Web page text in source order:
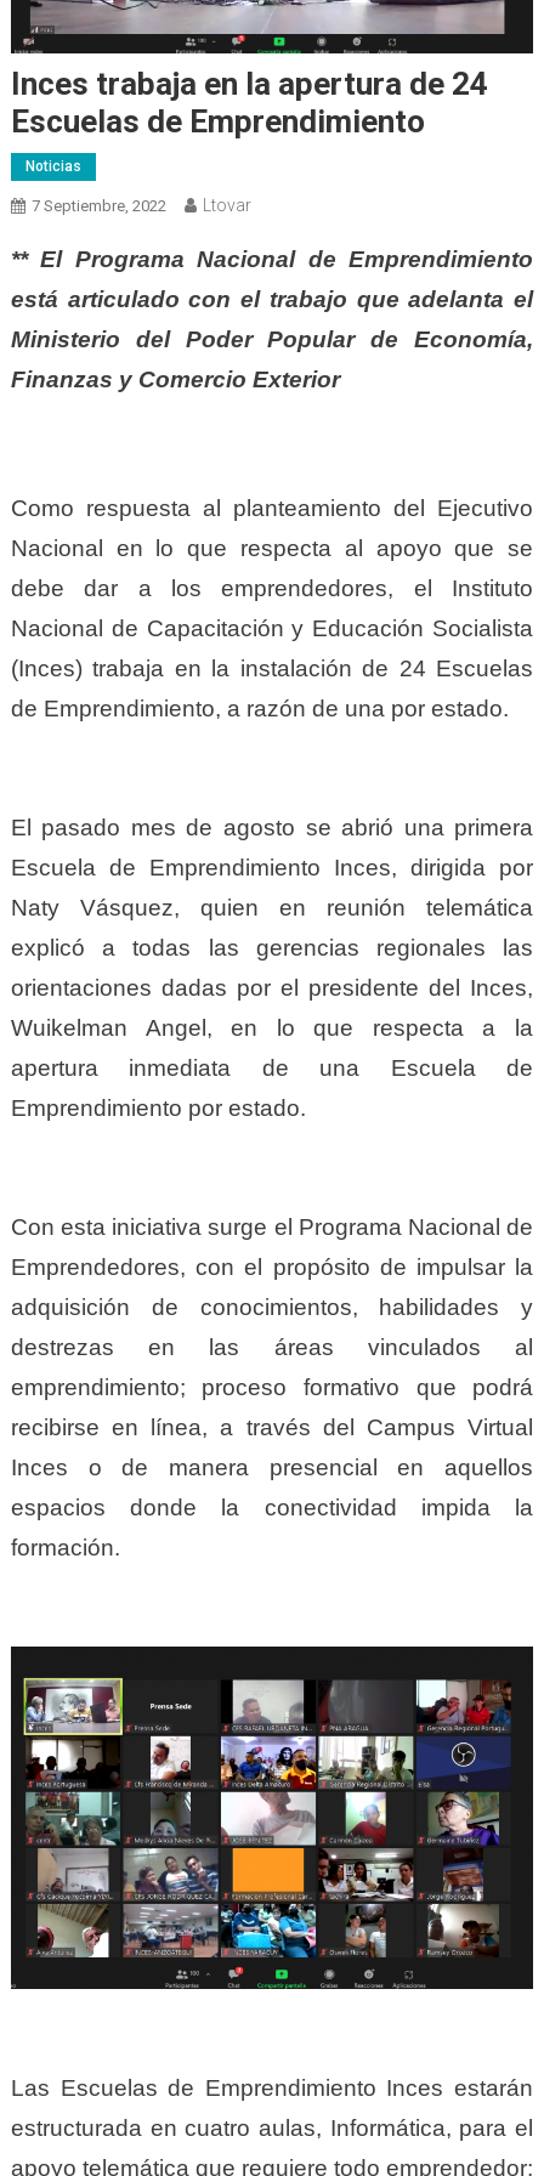
Inces trabaja en la apertura de 24
Escuelas de Emprendimiento
Noticias
7 Septiembre, 2022 Ltovar
** El Programa Nacional de Emprendimiento
está articulado con el trabajo que adelanta el
Ministerio del Poder Popular de Economía,
Finanzas y Comercio Exterior
Como respuesta al planteamiento del Ejecutivo
Nacional en lo que respecta al apoyo que se
debe dar a los emprendedores, el Instituto
Nacional de Capacitación y Educación Socialista
(Inces) trabaja en la instalación de 24 Escuelas
de Emprendimiento, a razón de una por estado.
El pasado mes de agosto se abrió una primera
Escuela de Emprendimiento Inces, dirigida por
Naty Vásquez, quien en reunión telemática
explicó a todas las gerencias regionales las
orientaciones dadas por el presidente del Inces,
Wuikelman Angel, en lo que respecta a la
apertura inmediata de una Escuela de
Emprendimiento por estado.
Con esta iniciativa surge el Programa Nacional de
Emprendedores, con el propósito de impulsar la
adquisición de conocimientos, habilidades y
destrezas en las áreas vinculados al
emprendimiento; proceso formativo que podrá
recibirse en línea, a través del Campus Virtual
Inces o de manera presencial en aquellos
espacios donde la conectividad impida la
formación.
Las Escuelas de Emprendimiento Inces estarán
estructurada en cuatro aulas, Informática, para el
apoyo telemática que requiere todo emprendedor;